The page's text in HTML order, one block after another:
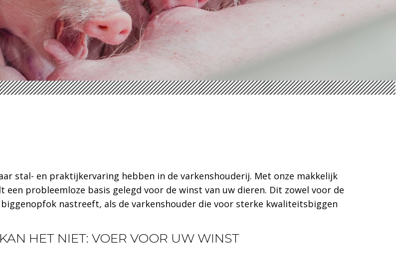
stal- en praktijkervaring hebben in de varkenshouderij. Met onze makkelijk
probleemloze basis gelegd voor de winst van uw dieren. Dit zowel voor de
nastreeft, als de varkenshouder die voor sterke kwaliteitsbiggen
HET NIET: VOER VOOR UW WINST